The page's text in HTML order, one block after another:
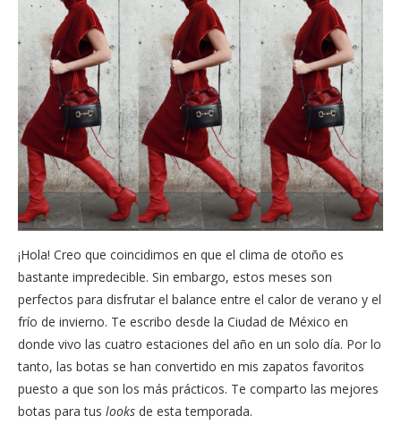
¡Hola! Creo que coincidimos en que el clima de otoño es
bastante impredecible. Sin embargo, estos meses son
perfectos para disfrutar el balance entre el calor de verano y el
frío de invierno. Te escribo desde la Ciudad de México en
donde vivo las cuatro estaciones del año en un solo día. Por lo
tanto, las botas se han convertido en mis zapatos favoritos
puesto a que son los más prácticos. Te comparto las mejores
botas para tus looks de esta temporada.